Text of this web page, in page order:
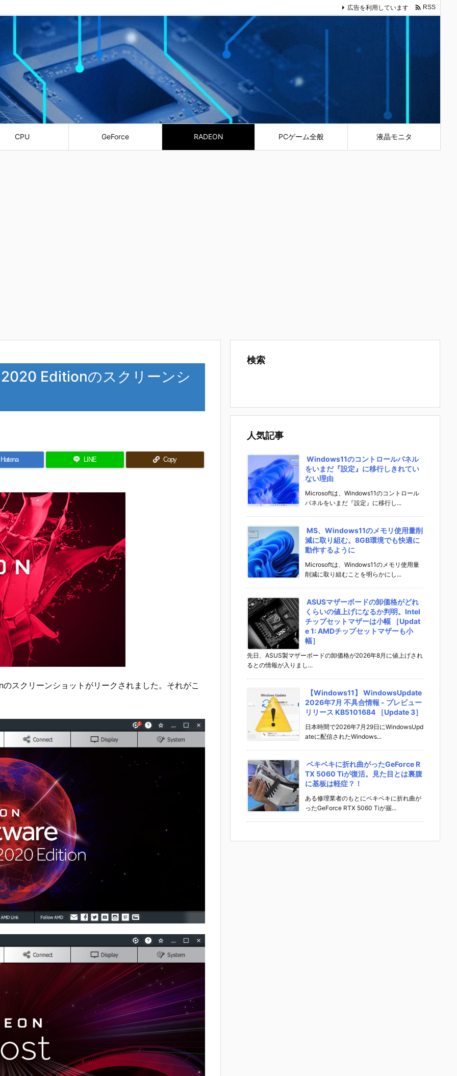
CPU GeForce RADEON PCゲーム全般 液晶モニタ
広告を利用しています  RSS
Editionのスクリーンシ
Hatena LINE Copy
クリーンショットがリークされました。それがこ
検索
人気記事
Windows11のコントロールパネル
をいまだ『設定』に移行しきれてい
ない理由
Microsoftは、Windows11のコントロール
パネルをいまだ『設定』に移行し...
MS、Windows11のメモリ使用量削
減に取り組む。8GB環境でも快適に
動作するように
Microsoftは、Windows11のメモリ使用量
削減に取り組むことを明らかにし...
ASUSマザーボードの卸価格がどれ
くらいの値上げになるか判明。Intel
チップセットマザーは小幅 ［Updat
e 1: AMDチップセットマザーも小
幅］
先日、ASUS製マザーボードの卸価格が2026年8月に値上げされ
るとの情報が入りまし...
【Windows11】 WindowsUpdate
2026年7月 不具合情報 - プレビュー
リリース KB5101684 ［Update 3］
日本時間で2026年7月29日にWindowsUpd
ateに配信されたWindows...
ベキベキに折れ曲がったGeForce R
TX 5060 Tiが復活。見た目とは裏腹
に基板は軽症？！
ある修理業者のもとにベキベキに折れ曲が
ったGeForce RTX 5060 Tiが届...